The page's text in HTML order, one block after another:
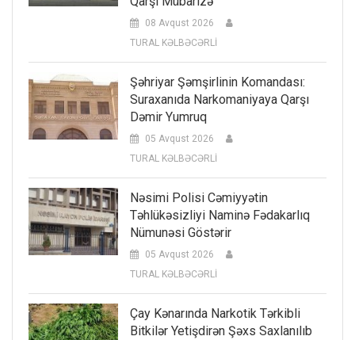
08 Avqust 2026
TURAL KƏLBƏCƏRLİ
Şəhriyar Şəmşirlinin Komandası:
Suraxanıda Narkomaniyaya Qarşı
Dəmir Yumruq
05 Avqust 2026
TURAL KƏLBƏCƏRLİ
Nəsimi Polisi Cəmiyyətin
Təhlükəsizliyi Naminə Fədakarlıq
Nümunəsi Göstərir
05 Avqust 2026
TURAL KƏLBƏCƏRLİ
Çay Kənarında Narkotik Tərkibli
Bitkilər Yetişdirən Şəxs Saxlanılıb